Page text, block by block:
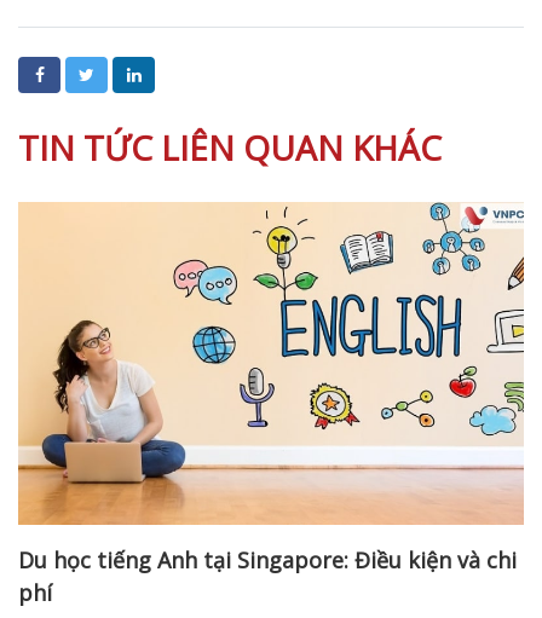
TIN TỨC LIÊN QUAN KHÁC
Du học tiếng Anh tại Singapore: Điều kiện và chi
phí